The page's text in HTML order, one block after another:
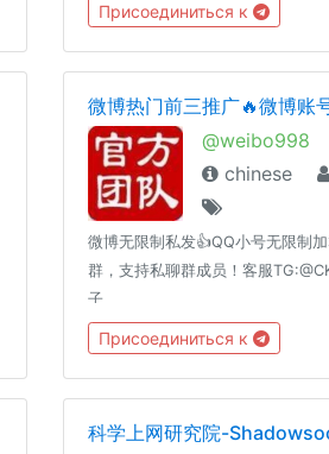
Присоединиться к
@weibo998
chinese
微博无限制私发👍QQ小号无限制
群，支持私聊群成员！客服
子
Присоединиться к